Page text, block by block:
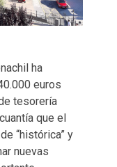
ha
euros
tesorería
que el
“histórica” y
nuevas